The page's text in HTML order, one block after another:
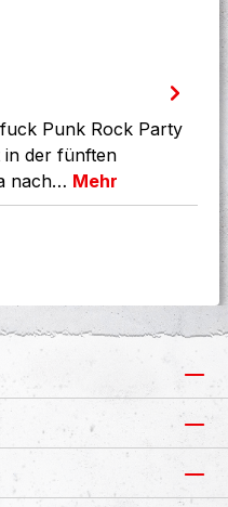
Punk Rock Party
in der fünften
nach… Mehr